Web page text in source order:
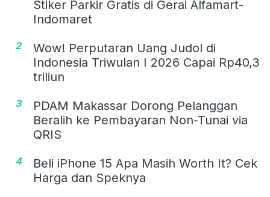
Stiker Parkir Gratis di Gerai Alfamart-
Indomaret
2
Wow! Perputaran Uang Judol di
Indonesia Triwulan I 2026 Capai Rp40,3
triliun
3
PDAM Makassar Dorong Pelanggan
Beralih ke Pembayaran Non-Tunai via
QRIS
4
Beli iPhone 15 Apa Masih Worth It? Cek
Harga dan Speknya